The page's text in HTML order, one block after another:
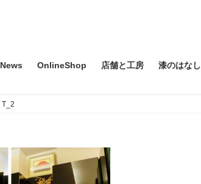
News OnlineShop 店舗と工房 漆のはなし
T_2